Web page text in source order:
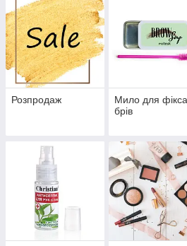
Розпродаж
Мило для
брів